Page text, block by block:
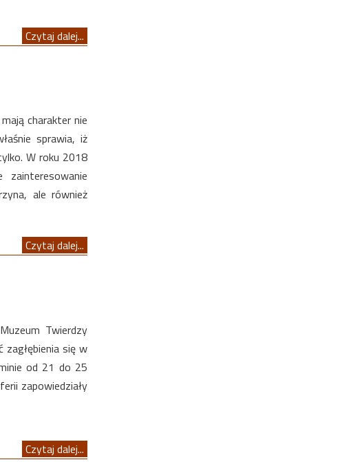
Czytaj dalej...
charakter nie
sprawia, iż
W roku 2018
ale również
Czytaj dalej...
Twierdzy
zagłębienia się w
od 21 do 25
zapowiedziały
Czytaj dalej...